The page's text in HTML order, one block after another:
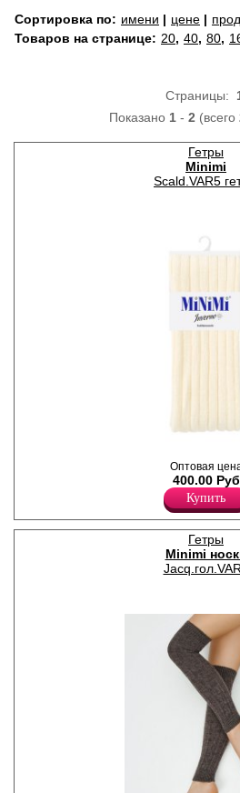
Сортировка по: имени | цене |
Товаров на странице: 20, 40, 80,
Страницы:
Показано 1- 2 (всего
Гетры
Minimi
Scald.VAR5
480den с рисунком
мягкие и теплые.
Акрил 75%
Полиамид 14%
Шерсть 10%
Эластан 1%
Оптовая
400.00 Руб
Купить
Гетры
Minimi